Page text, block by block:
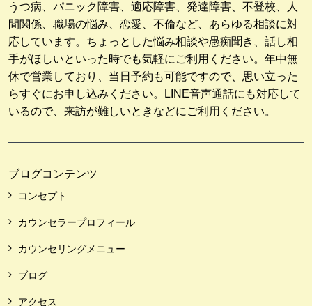
うつ病、パニック障害、適応障害、発達障害、不登校、人
間関係、職場の悩み、恋愛、不倫など、あらゆる相談に対
応しています。ちょっとした悩み相談や愚痴聞き、話し相
手がほしいといった時でも気軽にご利用ください。年中無
休で営業しており、当日予約も可能ですので、思い立った
らすぐにお申し込みください。LINE音声通話にも対応して
いるので、来訪が難しいときなどにご利用ください。
ブログコンテンツ
コンセプト
カウンセラープロフィール
カウンセリングメニュー
ブログ
アクセス